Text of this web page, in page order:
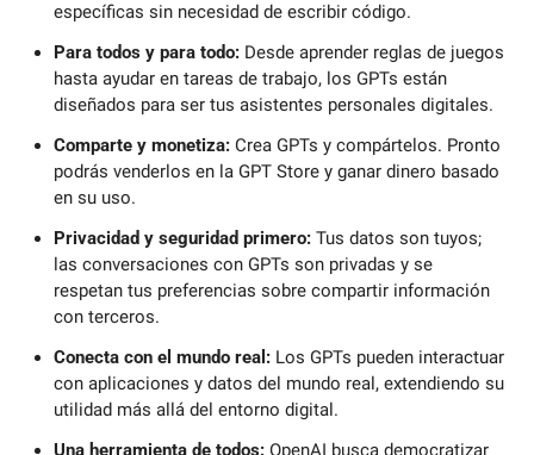
específicas sin necesidad de escribir código.
Para todos y para todo: Desde aprender reglas de juegos
hasta ayudar en tareas de trabajo, los GPTs están
diseñados para ser tus asistentes personales digitales.
Comparte y monetiza: Crea GPTs y compártelos. Pronto
podrás venderlos en la GPT Store y ganar dinero basado
en su uso.
Privacidad y seguridad primero: Tus datos son tuyos;
las conversaciones con GPTs son privadas y se
respetan tus preferencias sobre compartir información
con terceros.
Conecta con el mundo real: Los GPTs pueden interactuar
con aplicaciones y datos del mundo real, extendiendo su
utilidad más allá del entorno digital.
Una herramienta de todos: OpenAI busca democratizar